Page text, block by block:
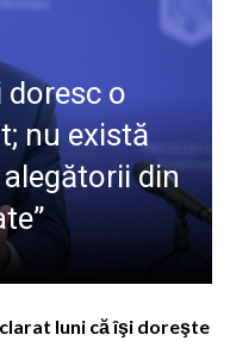
doresc o
nu există
din
luni că îşi doreşte